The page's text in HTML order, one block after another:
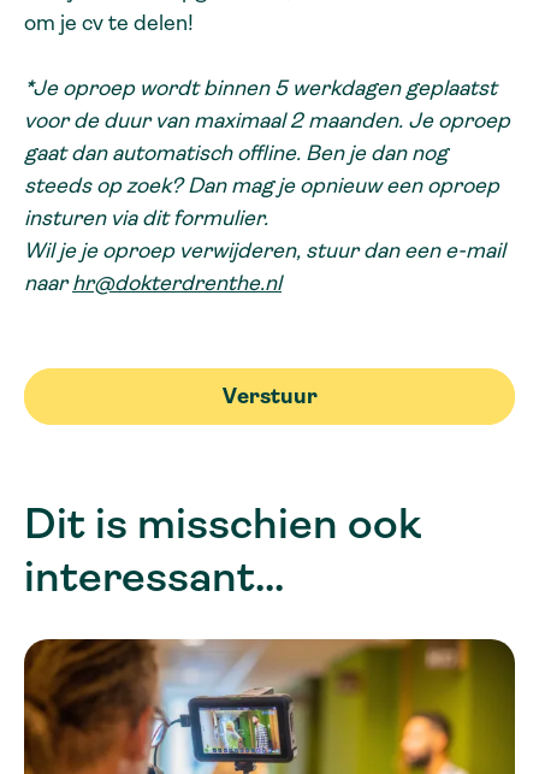
om je cv te delen!
*Je oproep wordt binnen 5 werkdagen geplaatst
voor de duur van maximaal 2 maanden. Je oproep
gaat dan automatisch offline. Ben je dan nog
steeds op zoek? Dan mag je opnieuw een oproep
insturen via dit formulier.
Wil je je oproep verwijderen, stuur dan een e-mail
naarhr@dokterdrenthe.nl
Verstuur
Dit is misschien ook
interessant...